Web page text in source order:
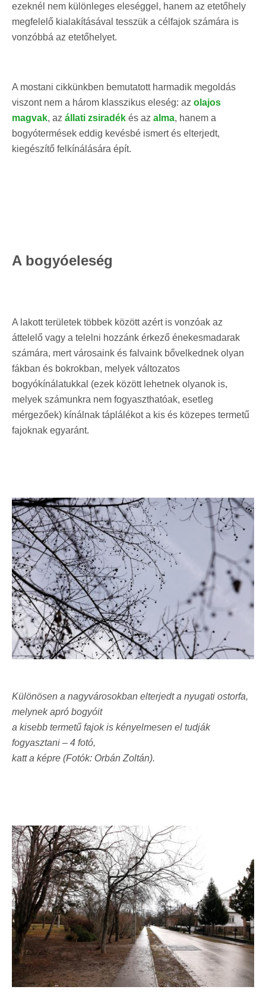
ezeknél nem különleges eleséggel, hanem az etetőhely
megfelelő kialakításával tesszük a célfajok számára is
vonzóbbá az etetőhelyet.
A mostani cikkünkben bemutatott harmadik megoldás
viszont nem a három klasszikus eleség: az olajos
magvak, az állati zsiradék és az alma, hanem a
bogyótermések eddig kevésbé ismert és elterjedt,
kiegészítő felkínálására épít.
A bogyóeleség
A lakott területek többek között azért is vonzóak az
áttelelő vagy a telelni hozzánk érkező énekesmadarak
számára, mert városaink és falvaink bővelkednek olyan
fákban és bokrokban, melyek változatos
bogyókínálatukkal (ezek között lehetnek olyanok is,
melyek számunkra nem fogyaszthatóak, esetleg
mérgezőek) kínálnak táplálékot a kis és közepes termetű
fajoknak egyaránt.
Különösen a nagyvárosokban elterjedt a nyugati ostorfa,
melynek apró bogyóit
a kisebb termetű fajok is kényelmesen el tudják
fogyasztani – 4 fotó,
katt a képre (Fotók: Orbán Zoltán).